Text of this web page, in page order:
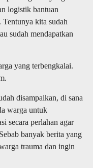
logistik bantuan
kita sudah
sudah mendapatkan
yang terbengkalai.
disampaikan, di sana
warga untuk
secara perlahan agar
banyak berita yang
trauma dan ingin